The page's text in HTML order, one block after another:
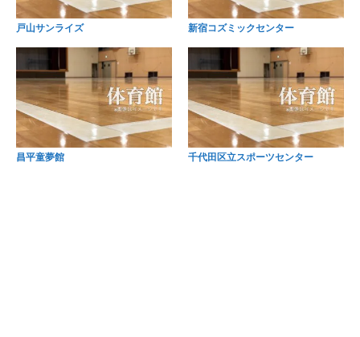
戸山サンライズ 新宿コズミックセンター
昌平童夢館 千代田区立スポーツセンター